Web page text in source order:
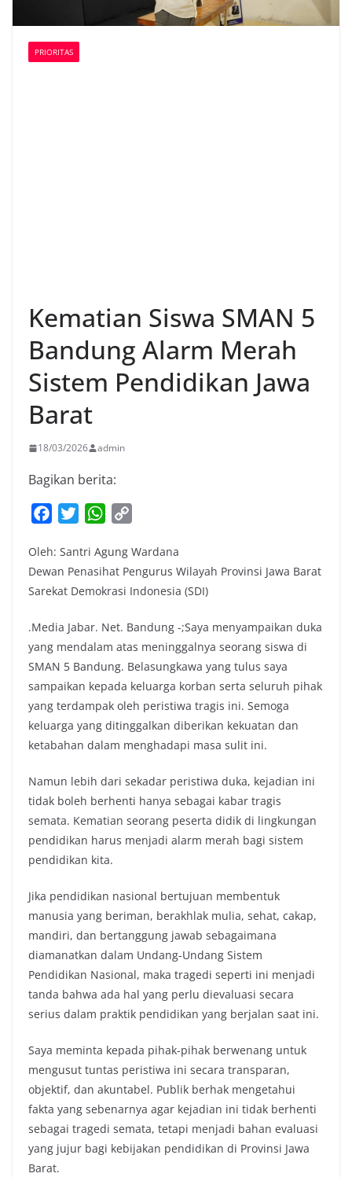
PRIORITAS
Kematian Siswa SMAN 5
Bandung Alarm Merah
Sistem Pendidikan Jawa
Barat
18/03/2026 admin
Bagikan berita:
c
e
b
o
k
i
t
t
r
W
a
t
s
p
p
p
y
L
n
k
Oleh: Santri Agung Wardana
Dewan Penasihat Pengurus Wilayah Provinsi Jawa Barat
Sarekat Demokrasi Indonesia (SDI)
.Media Jabar. Net. Bandung -;Saya menyampaikan duka
yang mendalam atas meninggalnya seorang siswa di
SMAN 5 Bandung. Belasungkawa yang tulus saya
sampaikan kepada keluarga korban serta seluruh pihak
yang terdampak oleh peristiwa tragis ini. Semoga
keluarga yang ditinggalkan diberikan kekuatan dan
ketabahan dalam menghadapi masa sulit ini.
Namun lebih dari sekadar peristiwa duka, kejadian ini
tidak boleh berhenti hanya sebagai kabar tragis
semata. Kematian seorang peserta didik di lingkungan
pendidikan harus menjadi alarm merah bagi sistem
pendidikan kita.
Jika pendidikan nasional bertujuan membentuk
manusia yang beriman, berakhlak mulia, sehat, cakap,
mandiri, dan bertanggung jawab sebagaimana
diamanatkan dalam Undang-Undang Sistem
Pendidikan Nasional, maka tragedi seperti ini menjadi
tanda bahwa ada hal yang perlu dievaluasi secara
serius dalam praktik pendidikan yang berjalan saat ini.
Saya meminta kepada pihak-pihak berwenang untuk
mengusut tuntas peristiwa ini secara transparan,
objektif, dan akuntabel. Publik berhak mengetahui
fakta yang sebenarnya agar kejadian ini tidak berhenti
sebagai tragedi semata, tetapi menjadi bahan evaluasi
yang jujur bagi kebijakan pendidikan di Provinsi Jawa
Barat.